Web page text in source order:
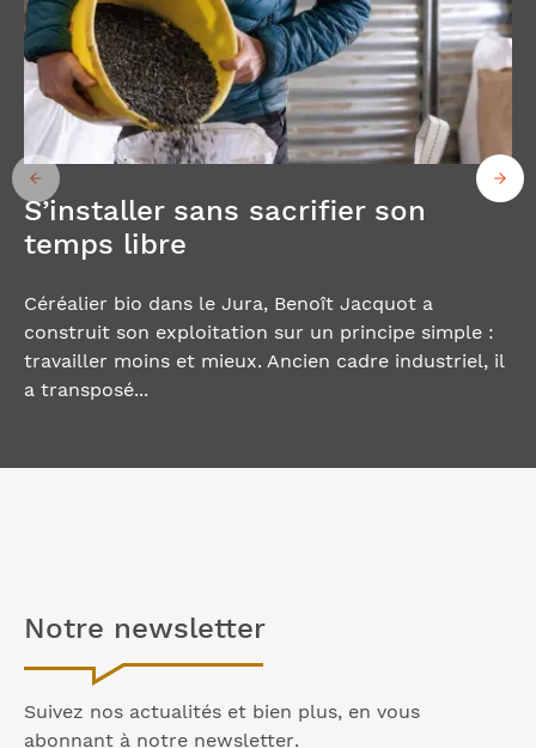
S’installer sans sacrifier son
temps libre
Céréalier bio dans le Jura, Benoît Jacquot a
construit son exploitation sur un principe simple :
travailler moins et mieux. Ancien cadre industriel, il
a transposé...
Notre newsletter
Suivez nos actualités et bien plus, en vous
abonnant à notre newsletter.